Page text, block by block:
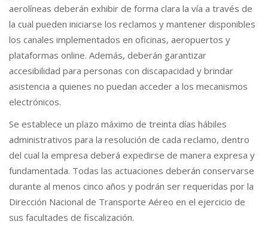
aerolíneas deberán exhibir de forma clara la vía a través de
la cual pueden iniciarse los reclamos y mantener disponibles
los canales implementados en oficinas, aeropuertos y
plataformas online. Además, deberán garantizar
accesibilidad para personas con discapacidad y brindar
asistencia a quienes no puedan acceder a los mecanismos
electrónicos.
Se establece un plazo máximo de treinta días hábiles
administrativos para la resolución de cada reclamo, dentro
del cual la empresa deberá expedirse de manera expresa y
fundamentada. Todas las actuaciones deberán conservarse
durante al menos cinco años y podrán ser requeridas por la
Dirección Nacional de Transporte Aéreo en el ejercicio de
sus facultades de fiscalización.